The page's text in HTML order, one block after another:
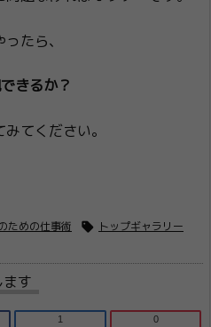
たら、
きるか？
てください。
ための仕事術  トップギャラリー
す
1 0